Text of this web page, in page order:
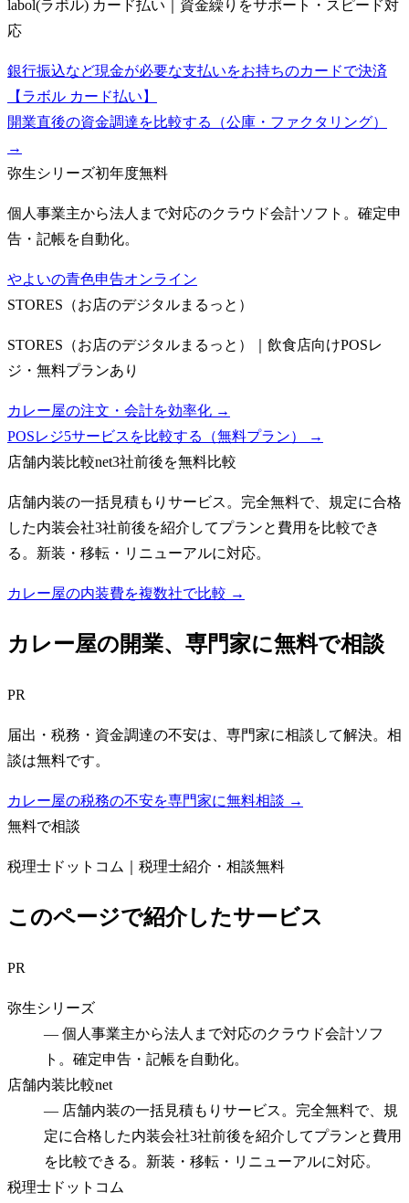
labol(ラボル) カード払い｜資金繰りをサポート・スピード対
応
銀行振込など現金が必要な支払いをお持ちのカードで決済
【ラボル カード払い】
開業直後の資金調達を比較する（公庫・ファクタリング）
→
弥生シリーズ初年度無料
個人事業主から法人まで対応のクラウド会計ソフト。確定申
告・記帳を自動化。
やよいの青色申告オンライン
STORES（お店のデジタルまるっと）
STORES（お店のデジタルまるっと）｜飲食店向けPOSレ
ジ・無料プランあり
カレー屋の注文・会計を効率化 →
POSレジ5サービスを比較する（無料プラン）
→
店舗内装比較net3社前後を無料比較
店舗内装の一括見積もりサービス。完全無料で、規定に合格
した内装会社3社前後を紹介してプランと費用を比較でき
る。新装・移転・リニューアルに対応。
カレー屋の内装費を複数社で比較 →
カレー屋の開業、専門家に無料で相談
PR
届出・税務・資金調達の不安は、専門家に相談して解決。相
談は無料です。
カレー屋の税務の不安を専門家に無料相談 →
無料で相談
税理士ドットコム｜税理士紹介・相談無料
このページで紹介したサービス
PR
弥生シリーズ
— 個人事業主から法人まで対応のクラウド会計ソフ
ト。確定申告・記帳を自動化。
店舗内装比較net
— 店舗内装の一括見積もりサービス。完全無料で、規
定に合格した内装会社3社前後を紹介してプランと費用
を比較できる。新装・移転・リニューアルに対応。
税理士ドットコム